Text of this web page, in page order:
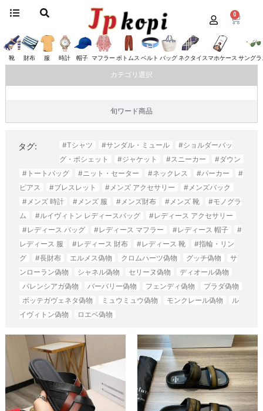
0
靴 財布 服 時計 帽子 マフラー ボトムス ベルト バッグネクタイ スマホケース サング
ベルルッティ / サンダル
サンダル
カテゴリ選択
旬ワード商品
タグ: #Tシャツ #サンダル・ミュール
#ショルダーバッ
グ・ポシェット
#ジャケット #スニーカー
#ダウン
#トートバッグ
#ニット・セーター #ネックレス #パーカー
#
ピアス
#ブレスレット #メンズ アクセサリー
#メンズバック
#メンズ 時計
#メンズ 服 #メンズ財布 #メンズ 靴
#モノグラ
ム
#ルイヴィトン レディースバッグ
#レディース アクセサリー
#レディース バッグ
#レディース マフラー #レディース 帽子
#
レディース 服
#レディース 財布 #レディース 靴
#指輪・リン
グ
#長財布 エルメス偽物 クロムハーツ偽物 グッチ偽物
サ
ンローラン偽物
シャネル偽物 セリーヌ偽物
ディオール偽物
バレンシアガ偽物
バーバリー偽物 フェンディ偽物
プラダ偽物
ボッテガヴェネタ偽物
ミュウミュウ偽物 モンクレール偽物
ル
イヴィトン偽物
ロエベ偽物